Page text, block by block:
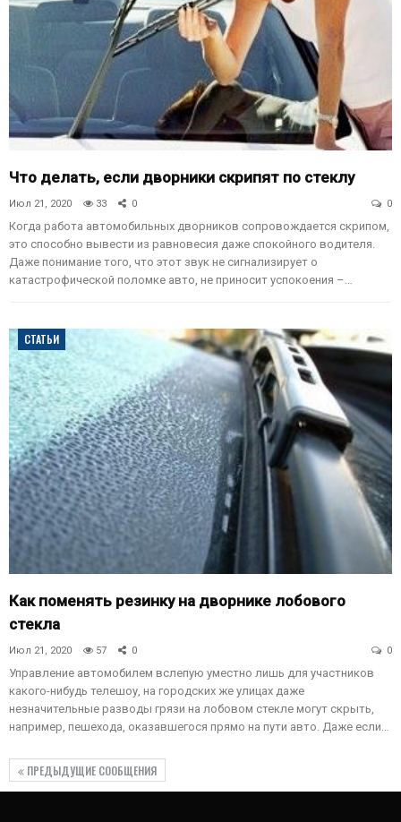
Что делать, если дворники скрипят по стеклу
Июл 21, 2020 33 0 0
Когда работа автомобильных дворников сопровождается скрипом,
это способно вывести из равновесия даже спокойного водителя.
Даже понимание того, что этот звук не сигнализирует о
катастрофической поломке авто, не приносит успокоения –…
СТАТЬИ
Как поменять резинку на дворнике лобового
стекла
Июл 21, 2020 57 0 0
Управление автомобилем вслепую уместно лишь для участников
какого-нибудь телешоу, на городских же улицах даже
незначительные разводы грязи на лобовом стекле могут скрыть,
например, пешехода, оказавшегося прямо на пути авто. Даже если…
ПРЕДЫДУЩИЕ СООБЩЕНИЯ